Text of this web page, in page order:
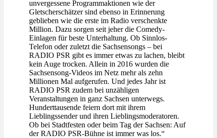
unvergessene Programmaktionen wie der
Gletscherschätzer sind ebenso in Erinnerung
geblieben wie die erste im Radio verschenkte
Million. Dazu sorgen seit jeher die Comedy-
Einlagen für beste Unterhaltung. Ob Sinnlos-
Telefon oder zuletzt die Sachsensongs – bei
RADIO PSR gibt es immer etwas zu lachen, bleibt
kein Auge trocken. Allein in 2016 wurden die
Sachsensong-Videos im Netz mehr als zehn
Millionen Mal aufgerufen. Und jedes Jahr ist
RADIO PSR zudem bei unzähligen
Veranstaltungen in ganz Sachsen unterwegs.
Hunderttausende feiern dort mit ihrem
Lieblingssender und ihren Lieblingsmoderatoren.
Ob bei Stadtfesten oder beim Tag der Sachsen: Auf
der RADIO PSR-Bühne ist immer was los.“